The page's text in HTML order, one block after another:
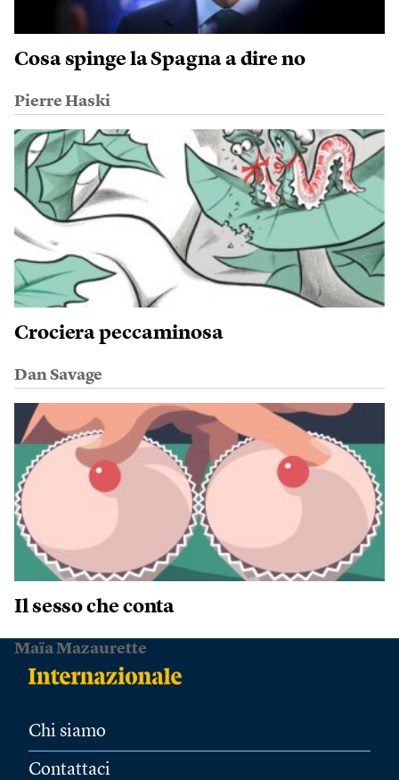
Cosa spinge la Spagna a dire no
Pierre Haski
Crociera peccaminosa
Dan Savage
Il sesso che conta
Maïa Mazaurette
Chi siamo
Contattaci